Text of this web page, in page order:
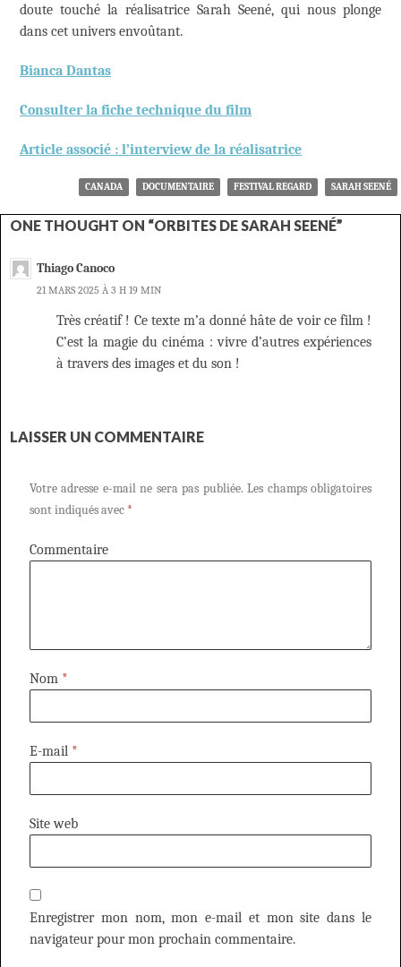
doute touché la réalisatrice Sarah Seené, qui nous plonge
dans cet univers envoûtant.
Bianca Dantas
Consulter la fiche technique du film
Article associé : l’interview de la réalisatrice
CANADA DOCUMENTAIRE FESTIVAL REGARD SARAH SEENÉ
ONE THOUGHT ON “ORBITES DE SARAH SEENÉ”
Thiago Canoco
21 MARS 2025 À 3 H 19 MIN
Très créatif ! Ce texte m’a donné hâte de voir ce film !
C’est la magie du cinéma : vivre d’autres expériences
à travers des images et du son !
LAISSER UN COMMENTAIRE
Votre adresse e-mail ne sera pas publiée. Les champs obligatoires
sont indiqués avec *
Commentaire
Nom *
E-mail *
Site web
Enregistrer mon nom, mon e-mail et mon site dans le
navigateur pour mon prochain commentaire.